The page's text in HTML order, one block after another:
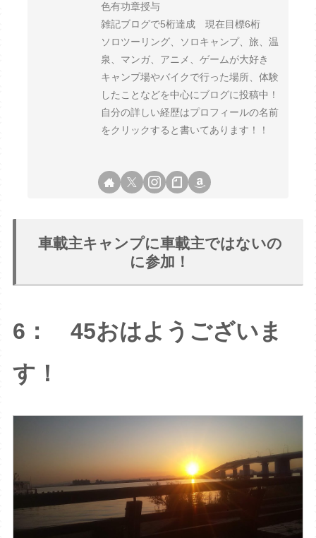
色有功章授与
雑記ブログで5桁達成 現在目標6桁
ソロツーリング、ソロキャンプ、旅、温
泉、マンガ、アニメ、ゲームが大好き
キャンプ場やバイクで行った場所、体験
したことなどを中心にブログに投稿中！
自分の詳しい経歴はプロフィールの名前
をクリックすると書いてあります！！
車載主キャンプに車載主ではないの
に参加！
6： 45おはようございま
す！